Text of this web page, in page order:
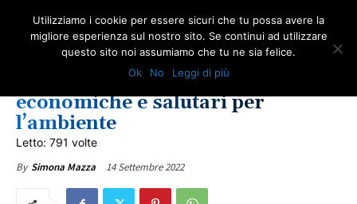
Batterie al “granchio”:
economiche e salutari per
l’ambiente
Letto: 791 volte
By Simona Mazza 14 Settembre 2022
Utilizziamo i cookie per essere sicuri che tu possa avere la
migliore esperienza sul nostro sito. Se continui ad utilizzare
questo sito noi assumiamo che tu ne sia felice.
Ok
No Leggi di più